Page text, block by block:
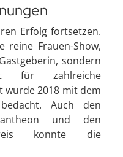
Erfolg fortsetzen.
reine Frauen-Show,
sondern
für zahlreiche
wurde 2018 mit dem
Auch den
und den
konnte die